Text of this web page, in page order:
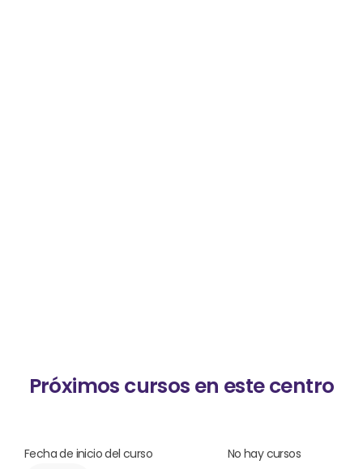
Próximos cursos en este centro
Fecha de inicio del curso No hay cursos